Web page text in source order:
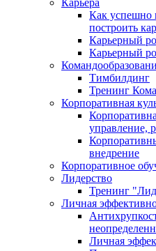
Карьера
Как успешно
построить
Карьерный
Карьерный
Тимбилдинг
Тренинг
Корпоративная
управление,
внедрение
Корпоративное
Лидерство
Тренинг
Личная
Личная